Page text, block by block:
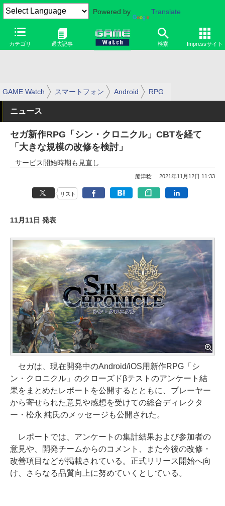
Powered by Translate
カテゴリ 過去記事 検索 Impressサイト
GAME Watch スマートフォン Android RPG
ニュース
セガ新作RPG「シン・クロニクル」CBTを経て
「大きな規模の改修を検討」
サービス開始時期も見直し
船津稔 2021年11月12日 11:33
リスト
11月11日 発表
セガは、現在開発中のAndroid/iOS用新作RPG「シ
ン・クロニクル」のクローズドβテストのアンケート結
果をまとめたレポートを公開するとともに、プレーヤー
から寄せられた意見や感想を受けての総合ディレクタ
ー・松永 純氏のメッセージも公開された。
レポートでは、アンケートの集計結果および参加者の
意見や、開発チームからのコメント、また今後の改修・
改善項目などが掲載されている。正式リリース開始へ向
け、さらなる品質向上に努めていくとしている。